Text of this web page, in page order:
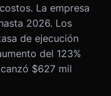
La empresa
2026. Los
de ejecución
del 123%
$627 mil